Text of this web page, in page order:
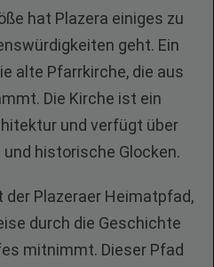
hat Plazera einiges zu
geht. Ein
alte Pfarrkirche, die aus
Die Kirche ist ein
und verfügt über
historische Glocken.
Plazeraer Heimatpfad,
durch die Geschichte
mitnimmt. Dieser Pfad